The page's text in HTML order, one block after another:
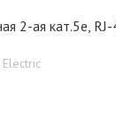
2-ая кат.5е,